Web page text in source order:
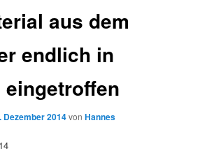
aus dem
endlich in
eingetroffen
Dezember 2014vonHannes